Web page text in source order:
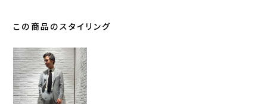
この商品のスタイリング